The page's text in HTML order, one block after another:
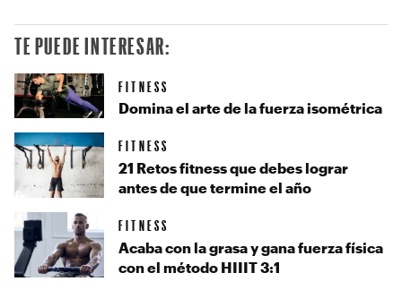
TE PUEDE INTERESAR:
FITNESS
Domina el arte de la fuerza isométrica
FITNESS
21 Retos fitness que debes lograr
antes de que termine el año
FITNESS
Acaba con la grasa y gana fuerza física
con el método HIIIT 3:1